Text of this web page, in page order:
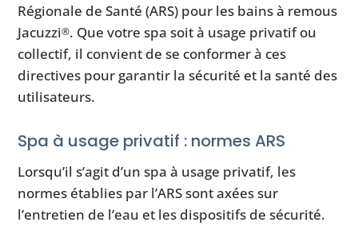
Régionale de Santé (ARS) pour les bains à remous
Jacuzzi®. Que votre spa soit à usage privatif ou
collectif, il convient de se conformer à ces
directives pour garantir la sécurité et la santé des
utilisateurs.
Spa à usage privatif : normes ARS
Lorsqu’il s’agit d’un spa à usage privatif, les
normes établies par l’ARS sont axées sur
l’entretien de l’eau et les dispositifs de sécurité.